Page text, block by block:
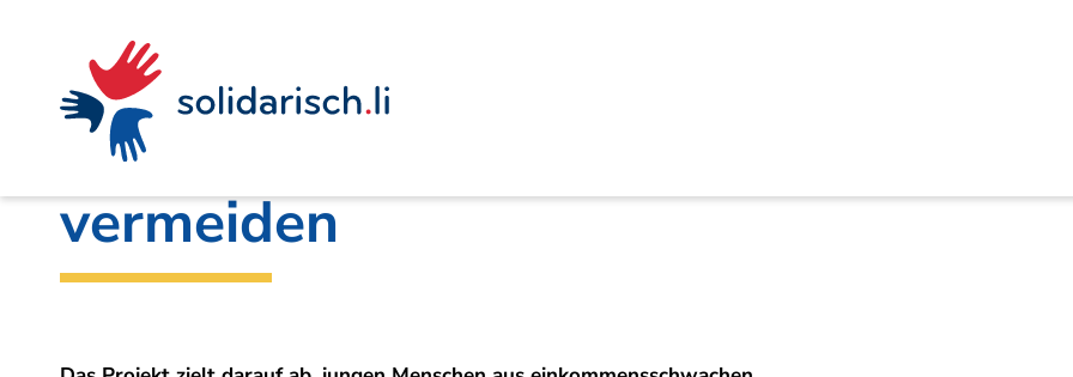
Navigieren
solidarisch.li
Seitenkontext
Inhalt
von
Jugendarmut durch technische
vermeiden